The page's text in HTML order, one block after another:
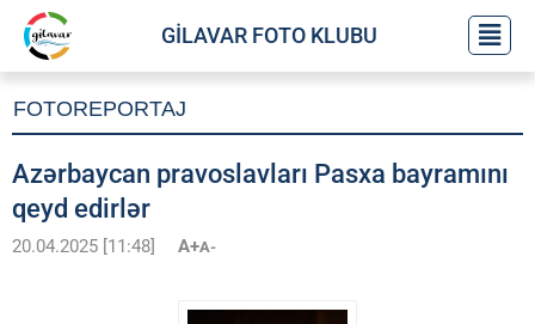
GİLAVAR FOTO KLUBU
FOTOREPORTAJ
Azərbaycan pravoslavları Pasxa bayramını
qeyd edirlər
20.04.2025 [11:48] A+A-